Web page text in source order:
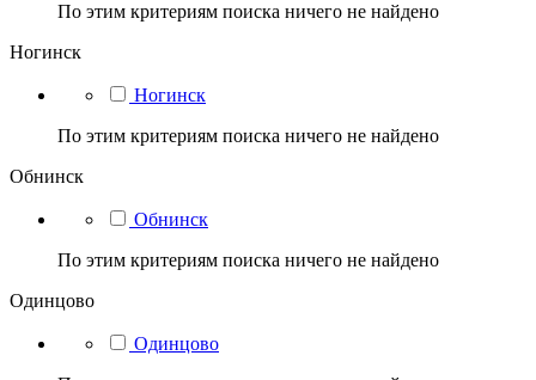
По этим критериям поиска ничего не найдено
Ногинск
Ногинск
По этим критериям поиска ничего не найдено
Обнинск
Обнинск
По этим критериям поиска ничего не найдено
Одинцово
Одинцово